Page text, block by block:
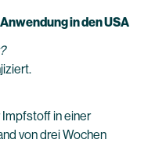
in den USA
in einer
von drei Wochen